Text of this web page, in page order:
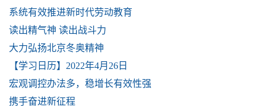
系统有效推进新时代劳动教育
读出精气神 读出战斗力
大力弘扬北京冬奥精神
【学习日历】2022年4月26日
宏观调控办法多，稳增长有效性强
携手奋进新征程